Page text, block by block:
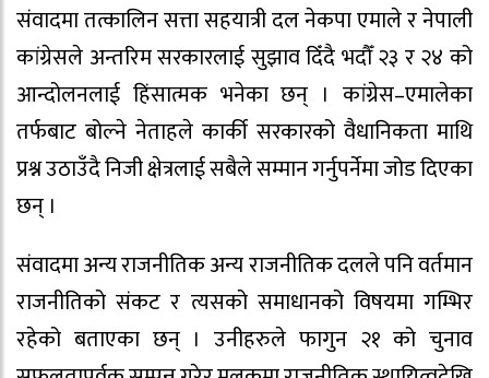
संवादमा तत्कालिन सत्ता सहयात्री दल नेकपा एमाले र नेपाली
कांग्रेसले अन्तरिम सरकारलाई सुझाव दिँदै भदौँ २३ र २४ को
आन्दोलनलाई हिंसात्मक भनेका छन् । कांग्रेस–एमालेका
तर्फबाट बोल्ने नेताहले कार्की सरकारको वैधानिकता माथि
प्रश्न उठाउँदै निजी क्षेत्रलाई सबैले सम्मान गर्नुपर्नेमा जोड दिएका
छन् ।
संवादमा अन्य राजनीतिक अन्य राजनीतिक दलले पनि वर्तमान
राजनीतिको संकट र त्यसको समाधानको विषयमा गम्भिर
रहेको बताएका छन् । उनीहरुले फागुन २१ को चुनाव